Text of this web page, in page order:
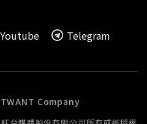
Youtube Telegram
Company